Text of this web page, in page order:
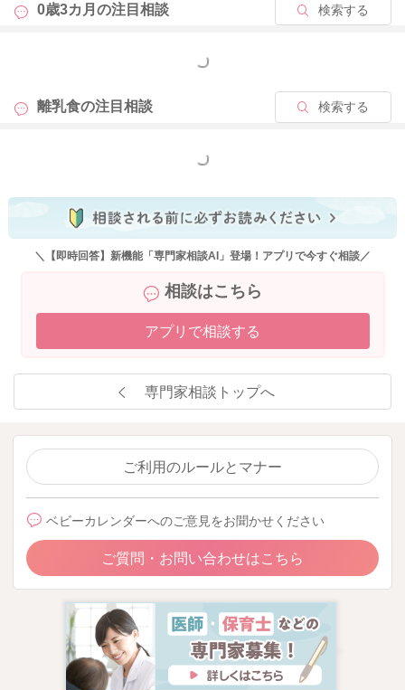
0歳3カ月の注目相談 検索する
もっと見る
離乳食の注目相談 検索する
もっと見る
＼【即時回答】新機能「専門家相談AI」登場！アプリで今すぐ相談／
相談はこちら
アプリで相談する
専門家相談トップへ
ご利用のルールとマナー
ベビーカレンダーへのご意見をお聞かせください
ご質問・お問い合わせはこちら